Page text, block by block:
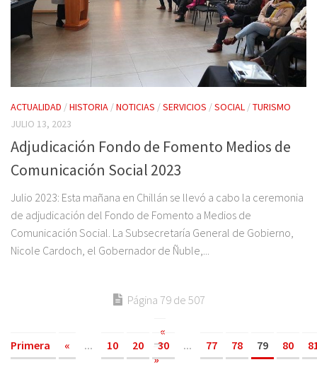
ACTUALIDAD /HISTORIA /NOTICIAS /SERVICIOS /SOCIAL /TURISMO
JULIO 13, 2023
Adjudicación Fondo de Fomento Medios de
Comunicación Social 2023
Julio 2023: Esta mañana en Chillán se llevó a cabo la ceremonia
de adjudicación del Fondo de Fomento a Medios de
Comunicación Social. La Subsecretaría General de Gobierno,
Nicole Cardoch, el Gobernador de Ñuble,...
Página 79 de 507
«
Primera
« ... 10 20 30 ... 77 78 79 80
»